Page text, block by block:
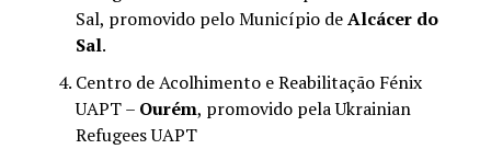
Sal, promovido pelo Município deAlcácer do
Sal.
Centro de Acolhimento e Reabilitação Fénix
UAPT – Ourém, promovido pela Ukrainian
Refugees UAPT